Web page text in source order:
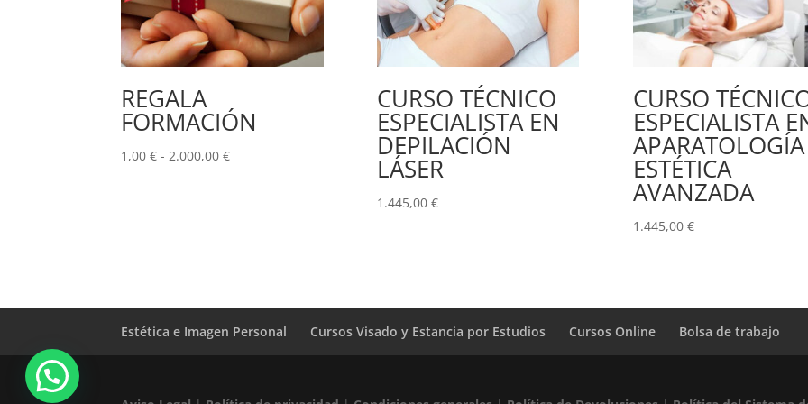
REGALA
FORMACIÓN
1,00€ - 2.000,00€Rango
CURSO TÉCNICO
ESPECIALISTA EN
DEPILACIÓN
LÁSER
1.445,00 €
CURSO
ESPECIALISTA
APARATOLOGÍA
ESTÉTICA
AVANZADA
1.445,00 €
Estética e Imagen Personal Cursos Visado y Estancia por Estudios Cursos Online Bolsa de trabajo